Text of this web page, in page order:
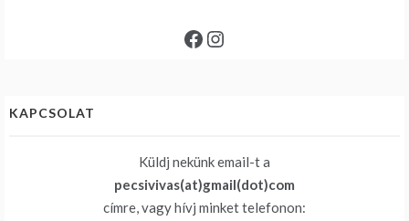
Facebook
Instagram
KAPCSOLAT
Küldj nekünk email-t a
pecsivivas(at)gmail(dot)com
címre, vagy hívj minket telefonon: